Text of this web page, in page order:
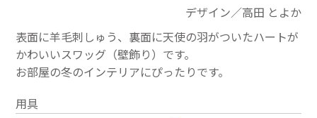
デザイン／高田 とよか
表面に羊毛刺しゅう、裏面に天使の羽がついたハートが
かわいいスワッグ（壁飾り）です。
お部屋の冬のインテリアにぴったりです。
用具